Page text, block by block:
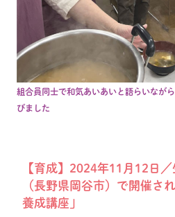
組合員同士で和気あいあいと語らいなが
びました
【育成】2024年11月12日
（長野県岡谷市）で開催さ
養成講座」